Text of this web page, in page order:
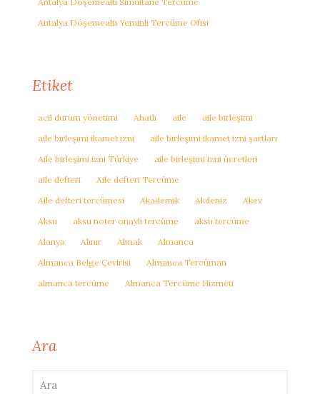
Antalya Döşemealtı Yeminli Tercüme Ofisi
Etiket
acil durum yönetimi Ahatlı aile
aile birleşimi
aile birleşimi ikamet izni
aile birleşimi ikamet izni şartları
Aile birleşimi izni Türkiye
aile birleşimi izni ücretleri
aile defteri
Aile defteri Tercüme
Aile defteri tercümesi
Akademik Akdeniz
Akev
Aksu
aksu noter onaylı tercüme
aksu tercüme
Alanya
Alınır Almak
Almanca
Almanca Belge Çevirisi
Almanca Tercüman
almanca tercüme
Almanca Tercüme Hizmeti
Ara